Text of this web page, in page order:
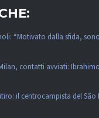
“Motivato dalla sfida,
contatti avviati:
il centrocampista del São